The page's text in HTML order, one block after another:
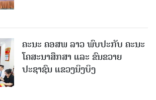
ຄະນະ ຄອສພ ລາວ ພົບປະກັບ ຄະນະ
ໂຄສະນາສຶກສາ ແລະ ຂົນຂວາຍ
ປະຊາຊົນ ແຂວງນິງບິງ